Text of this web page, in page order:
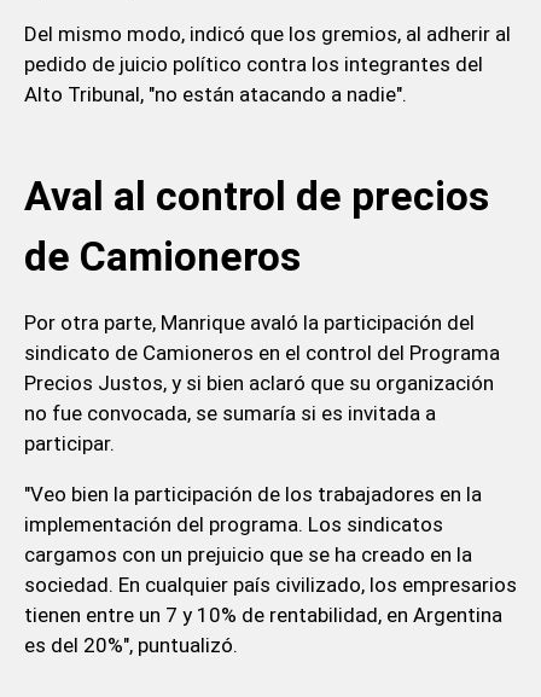
Del mismo modo, indicó que los gremios, al adherir al
pedido de juicio político contra los integrantes del
Alto Tribunal, "no están atacando a nadie".
Aval al control de precios
de Camioneros
Por otra parte, Manrique avaló la participación del
sindicato de Camioneros en el control del Programa
Precios Justos, y si bien aclaró que su organización
no fue convocada, se sumaría si es invitada a
participar.
"Veo bien la participación de los trabajadores en la
implementación del programa. Los sindicatos
cargamos con un prejuicio que se ha creado en la
sociedad. En cualquier país civilizado, los empresarios
tienen entre un 7 y 10% de rentabilidad, en Argentina
es del 20%", puntualizó.